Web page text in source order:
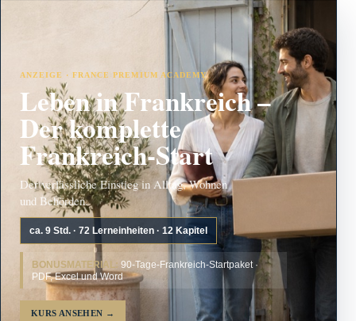
ANZEIGE · FRANCE PREMIUM ACADEMY
Leben in Frankreich –
Der komplette
Frankreich-Start
Der verlässliche Einstieg in Alltag, Wohnen
und Behörden.
ca. 9 Std. · 72 Lerneinheiten · 12 Kapitel
BONUSMATERIAL: 90-Tage-Frankreich-Startpaket ·
PDF, Excel und Word
KURS ANSEHEN →